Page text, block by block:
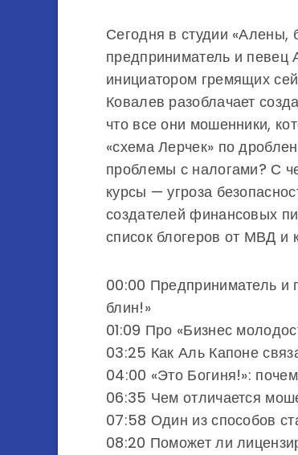
Сегодня в студии «Алены,
предприниматель и певец
инициатором гремящих
Ковалев разоблачает
что все они мошенники,
«схема Лерчек» по
проблемы с налогами? С
курсы — угроза
создателей финансовых
список блогеров от МВД и
00:00 Предприниматель и
блин!»
01:09 Про «Бизнес
03:25 Как Аль Капоне
04:00 «Это Богиня!»:
06:35 Чем отличается
07:58 Один из способов
08:20 Поможет ли